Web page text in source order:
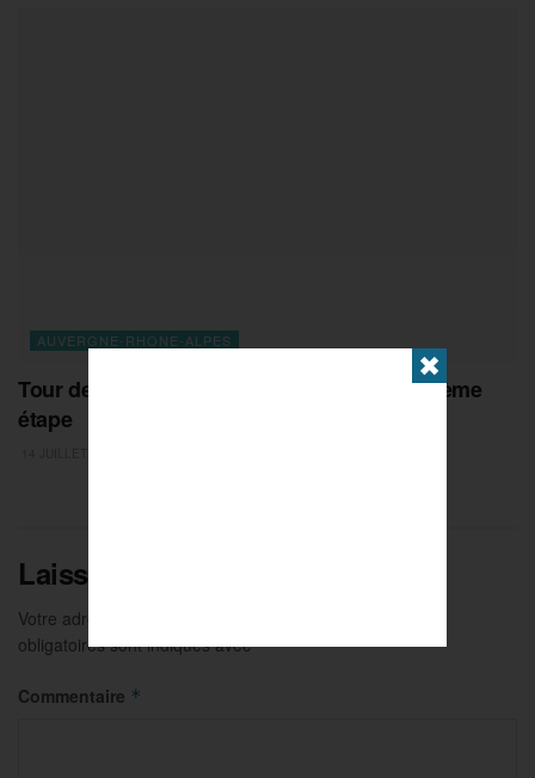
AUVERGNE-RHONE-ALPES
Tour de France 2026 : présentation de la 10ème
étape
Laisser un commentaire
Votre adresse e-mail ne sera pas publiée.
obligatoires sont indiqués avec*
Commentaire *
✖